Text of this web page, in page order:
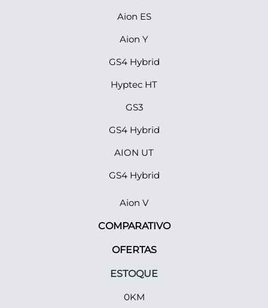
Aion ES
Aion Y
GS4 Hybrid
Hyptec HT
GS3
GS4 Hybrid
AION UT
GS4 Hybrid
Aion V
COMPARATIVO
OFERTAS
ESTOQUE
0KM